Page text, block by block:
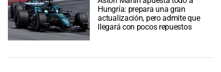
Hungría: prepara una gran
actualización, pero admite que
llegará con pocos repuestos